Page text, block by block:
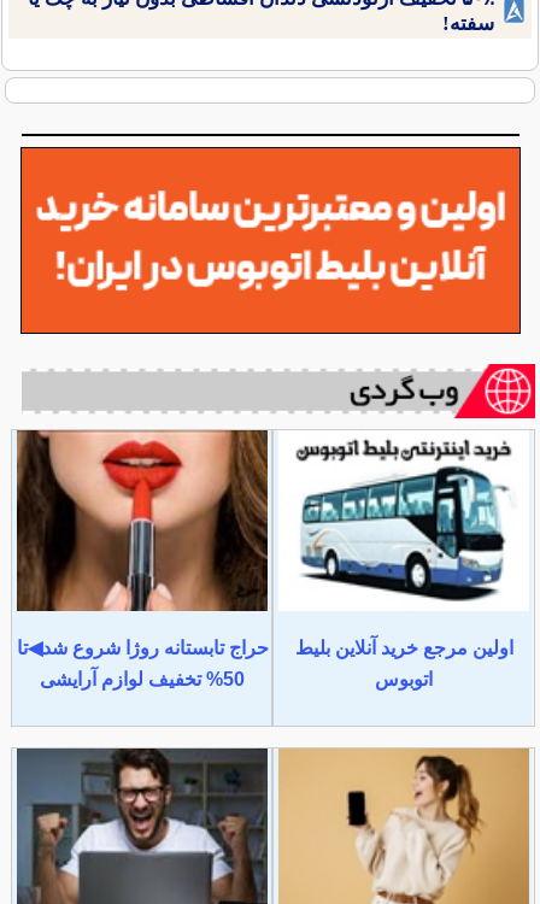
سفته!
اولین مرجع خرید آنلاین بلیط
اتوبوس
حراج تابستانه روژا شروع شد◀تا
50% تخفیف لوازم آرایشی